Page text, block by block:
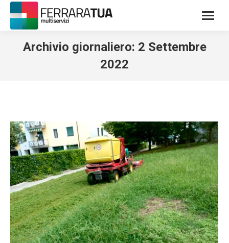
Archivio giornaliero: 2 Settembre
2022